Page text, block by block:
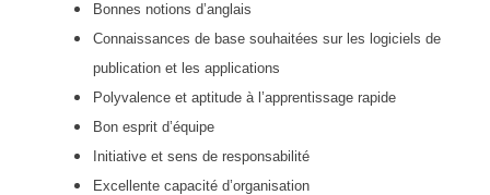
Bonnes notions d’anglais
Connaissances de base souhaitées sur les logiciels de
publication et les applications
Polyvalence et aptitude à l’apprentissage rapide
Bon esprit d’équipe
Initiative et sens de responsabilité
Excellente capacité d’organisation